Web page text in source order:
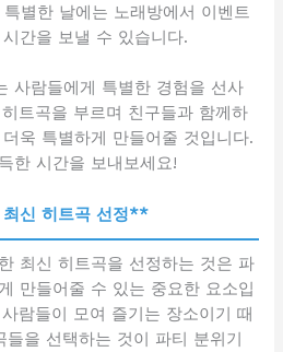
별한 날에는 노래방에서 이벤트
간을 보낼 수 있습니다.
사람들에게 특별한 경험을 선사
트곡을 부르며 친구들과 함께하
욱 특별하게 만들어줄 것입니다.
한 시간을 보내보세요!
신 히트곡 선정**
최신 히트곡을 선정하는 것은 파
만들어줄 수 있는 중요한 요소입
람들이 모여 즐기는 장소이기 때
을 선택하는 것이 파티 분위기